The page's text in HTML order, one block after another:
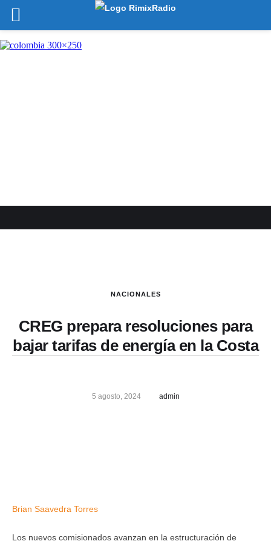
NACIONALES
CREG prepara resoluciones para
bajar tarifas de energía en la Costa
5 agosto, 2024 admin
Brian Saavedra Torres
Los nuevos comisionados avanzan en la estructuración de